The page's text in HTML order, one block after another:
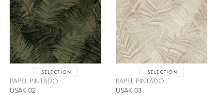
SELECTION
PAPEL PINTADO
USAK 02
SELECTION
PAPEL PINTADO
USAK 03